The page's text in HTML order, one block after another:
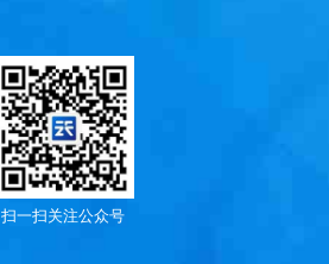
扫一扫关注公众号